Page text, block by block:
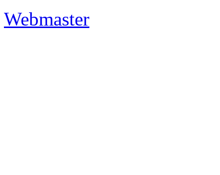
Webmaster